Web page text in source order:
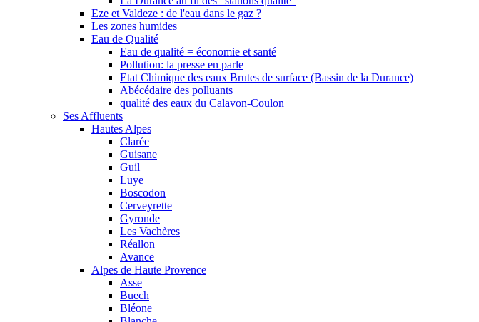
Eze et Valdeze : de l'eau dans le gaz ?
Les zones humides
Eau de Qualité
Eau de qualité = économie et santé
Pollution: la presse en parle
Etat Chimique des eaux Brutes de surface (Bassin de la Durance)
Abécédaire des polluants
qualité des eaux du Calavon-Coulon
Ses Affluents
Hautes Alpes
Clarée
Guisane
Guil
Luye
Boscodon
Cerveyrette
Gyronde
Les Vachères
Réallon
Avance
Alpes de Haute Provence
Asse
Buech
Bléone